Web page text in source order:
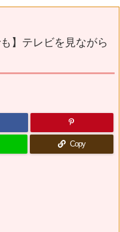
】テレビを見ながら
Copy